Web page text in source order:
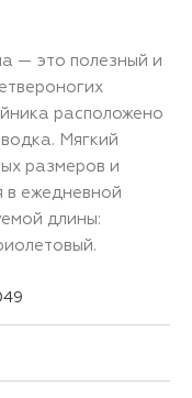
— это полезный и
расположено
Мягкий
размеров и
в ежедневной
длины: